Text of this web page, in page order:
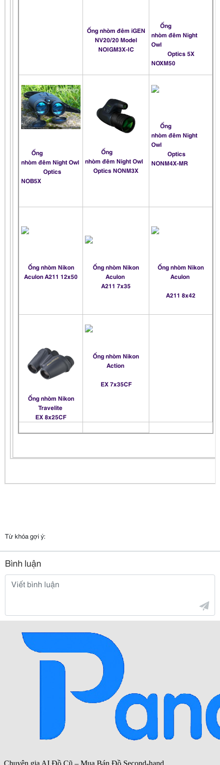
Ống nhòm đêm iGEN
NV20/20 Model
NOIGM3X-IC
Ống
nhòm đêm Night
Owl
Optics 5X
NOXM50
Ống
nhòm đêm Night Owl
Optics
NOB5X
Ống
nhòm đêm Night Owl
Optics NONM3X
Ống
nhòm đêm Night
Owl
Optics
NONM4X-MR
Ống nhòm Nikon
Aculon A211 12x50
Ống nhòm Nikon
Aculon
A211 7x35
Ống nhòm Nikon
Aculon
A211 8x42
Ống nhòm Nikon
Travelite
EX 8x25CF
Ống nhòm Nikon
Action
EX 7x35CF
Từ khóa gợi ý:
Bình luận